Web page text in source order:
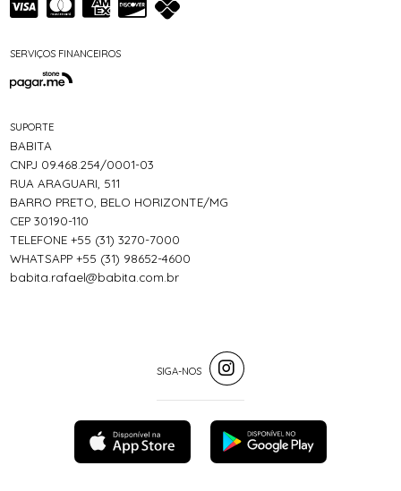
SERVIÇOS FINANCEIROS
SUPORTE
BABITA
CNPJ 09.468.254/0001-03
RUA ARAGUARI, 511
BARRO PRETO, BELO HORIZONTE/MG
CEP 30190-110
TELEFONE +55 (31) 3270-7000
WHATSAPP +55 (31) 98652-4600
babita.rafael@babita.com.br